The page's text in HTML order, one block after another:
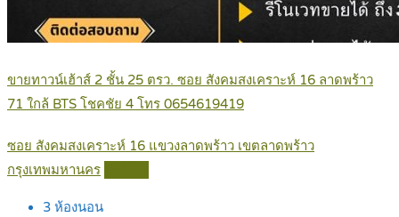
ขายทาวน์เฮ้าส์ 2 ชั้น 25 ตรว. ซอย สังคมสงเคราะห์ 16 ลาดพร้าว
71 ใกล้ BTS โชคชัย 4 โทร 0654619419
ซอย สังคมสงเคราะห์ 16 แขวงลาดพร้าว เขตลาดพร้าว
กรุงเทพมหานคร
3 ห้องนอน